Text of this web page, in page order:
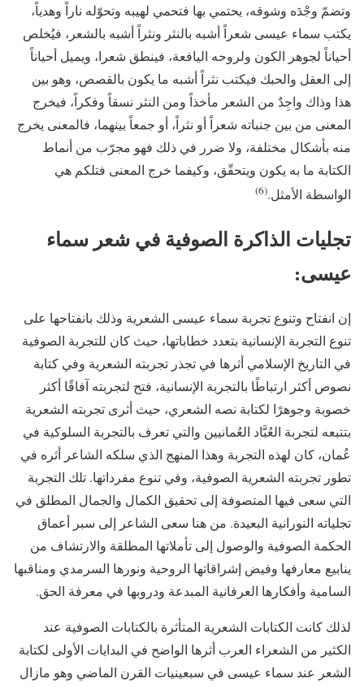
وتضمّ وجْدَه وشوقه، يحتمي بها فتحمي لهيبه وتحوّله ناراً وهدياً،
يكتب سماء عيسى شعراً أشبه بالنثر ونثراً أشبه بالشعر، فيُخلص
أحياناً لجوهر الكون ولروحه اليافعة، فينطق شعرا، ويميل أحياناً
إلى العقل والحبك فيكتب نثراً أشبه ما يكون بالقصص، وهو بين
هذا وذاك واجِدٌ من الشعر مأخذاً ومن النثر نسقاً وفكراً، فيخرج
المعنى من بين جنباته شعراً أو نثراً، أو جمعاً بينهما، فالمعنى يخرج
منه بأشكال مختلفة، ولا ضرر في ذلك فهو مجرّب من أنماط
الكتابة ما به يكون ويتحقّق، وكيفما خرج المعنى فتلكم هي
الواسطة الأمثل.(6)
تجليات الذاكرة الصوفية في شعر سماء
عيسى:
إن انفتاح وتنوع تجربة سماء عيسى الشعرية وذلك بانفتاحها على
تنوع التجربة الإنسانية بتعدد خطاباتها، حيث كان للتجربة الصوفية
في التاريخ الإسلامي أثرها في تجذر تجربته الشعرية وفي كتابة
نصوص أكثر ارتباطًا بالتجربة الإنسانية، فتح لتجربته آفاقًا أكثر
خصوبة وجوهرًا لكتابة نصه الشعري، حيث أثرى تجربته الشعرية
بتتبعه لتجربة العُبَّاد العُمانيين والتي تعرف بالتجربة السلوكية في
عُمان، كان لهذه التجربة وهذا المنهج الذي سلكه الشاعر أثره في
تطور تجربته الشعرية الصوفية، وفي تنوع مفرداتها. تلك التجربة
التي سعى فيها المتصوفة إلى تحقيق الكمال والجمال المطلق في
تجلياته النورانية البعيدة. من هنا سعى الشاعر إلى سبر أعماق
الحكمة الصوفية والوصول إلى تأملاتها المطلقة والارتشاف من
ينابيع معارفها وفيض إشراقاتها الروحية ونورها السرمدي ومناقبها
السامية وأفكارها العرفانية المبدعة ودروبها في معرفة الحق.
لذلك كانت الكتابات الشعرية المتأثرة بالكتابات الصوفية عند
الكثير من الشعراء العرب أثرها الواضح في البدايات الأولى لكتابة
الشعر عند سماء عيسى في سبعينيات القرن الماضي وهو مازال